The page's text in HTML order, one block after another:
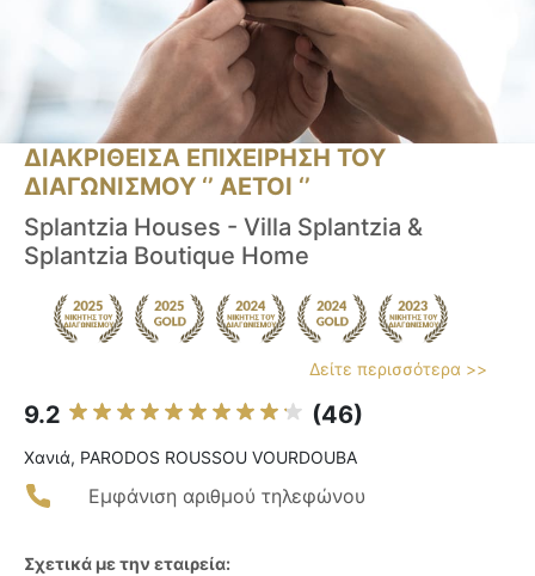
ΔΙΑΚΡΙΘΕΙΣΑ ΕΠΙΧΕΙΡΗΣΗ ΤΟΥ
ΔΙΑΓΩΝΙΣΜΟΥ ‘’ ΑΕΤΟΙ ‘’
Splantzia Houses - Villa Splantzia &
Splantzia Boutique Home
Δείτε περισσότερα >>
9.2 (46)
Χανιά, PARODOS ROUSSOU VOURDOUBA
Εμφάνιση αριθμού τηλεφώνου
Σχετικά με την εταιρεία: